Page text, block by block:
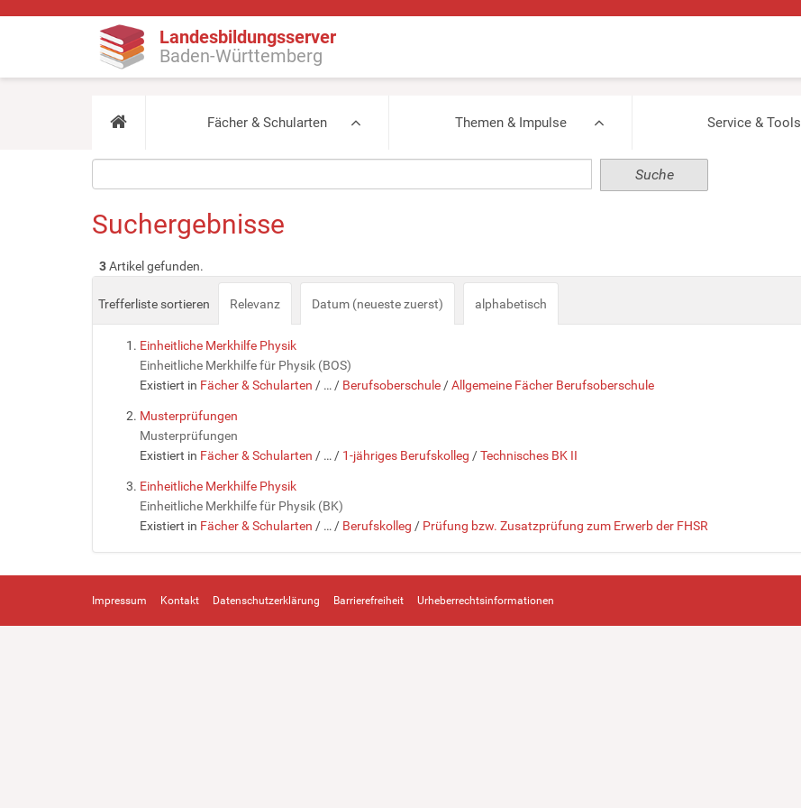
Landesbildungsserver
Baden-Württemberg
Fächer & Schularten Themen & Impulse Service & Tools
Suchergebnisse
3Artikel gefunden.
Trefferliste sortieren Relevanz Datum (neueste zuerst) alphabetisch
Einheitliche Merkhilfe Physik
Einheitliche Merkhilfe für Physik (BOS)
Existiert in Fächer & Schularten / … / Berufsoberschule /Allgemeine Fächer Berufsoberschule
Musterprüfungen
Musterprüfungen
Existiert in Fächer & Schularten / … / 1-jähriges Berufskolleg /Technisches BK II
Einheitliche Merkhilfe Physik
Einheitliche Merkhilfe für Physik (BK)
Existiert in Fächer & Schularten / … / Berufskolleg / Prüfung bzw. Zusatzprüfung zum Erwerb der FHSR
Impressum Kontakt Datenschutzerklärung Barrierefreiheit Urheberrechtsinformationen